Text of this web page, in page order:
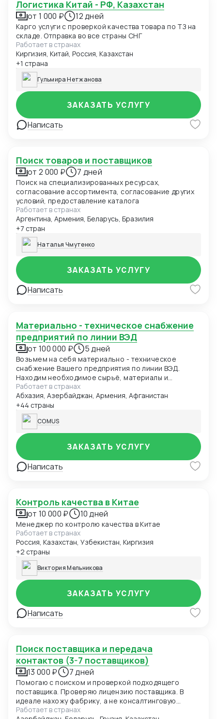
Логистика Китай - РФ, Казахстан
от 1 000 ₽ 12 дней
Карго услуги с проверкой качества товара по ТЗ на
складе. Отправка во все страны СНГ
Работает в странах
Киргизия, Китай, Россия, Казахстан
+1 страна
Гульмира Нетжанова
Написать
ЗАКАЗАТЬ УСЛУГУ
Поиск товаров и поставщиков
от 2 000 ₽ 7 дней
Поиск на специализированных ресурсах,
согласование ассортимента, согласование других
условий, предоставление каталога
Работает в странах
Аргентина, Армения, Беларусь, Бразилия
+7 стран
Наталья Чмутенко
Написать
ЗАКАЗАТЬ УСЛУГУ
Материально - техническое снабжение
предприятий по линии ВЭД
от 100 000 ₽ 5 дней
Возьмем на себя материально - техническое
снабжение Вашего предприятия по линии ВЭД.
Находим необходимое сырьё, материалы и
оборудование. Закупаем и доставляем. Разовые и
регулярные поставки. Любые объемы и юрисдикции.
Справедливая маржа и оперативная коммуникация.
Работает в странах
Абхазия, Азербайджан, Армения, Афганистан
+44 страны
COMUS
Написать
ЗАКАЗАТЬ УСЛУГУ
Контроль качества в Китае
от 10 000 ₽ 10 дней
Менеджер по контролю качества в Китае
Работает в странах
Россия, Казахстан, Узбекистан, Киргизия
+2 страны
Виктория Мельникова
Написать
ЗАКАЗАТЬ УСЛУГУ
Поиск поставщика и передача
контактов (3-7 поставщиков)
13 000 ₽ 7 дней
Помогаю с поиском и проверкой подходящего
поставщика. Проверяю лицензию поставщика. В
идеале нахожу фабрику, а не консалтинговую
компанию.
Работает в странах